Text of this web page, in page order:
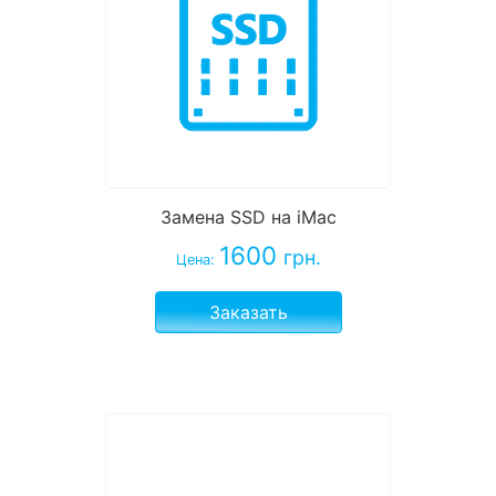
Замена SSD на iMac
Цена: 1600 грн.
Заказать